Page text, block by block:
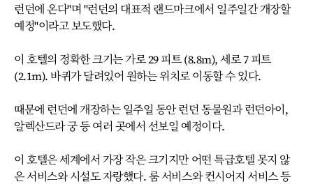
런던에 온다"며 "런던의 대표적 랜드마크에서 일주일간 개장할
예정"이라고 보도했다.
이 호텔의 정확한 크기는 가로 29 피트 (8.8m), 세로 7 피트
(2.1m). 바퀴가 달려있어 원하는 위치로 이동할 수 있다.
때문에 런던에 개장하는 일주일 동안 런던 동물원과 런던아이,
알렉산드라 궁 등 여러 곳에서 선보일 예정이다.
이 호텔은 세계에서 가장 작은 크기지만 어떤 특급호텔 못지 않
은 서비스와 시설도 자랑했다. 룸 서비스와 컨시어지 서비스 등